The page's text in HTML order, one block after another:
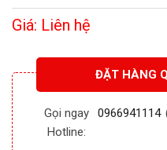
Liên hệ
ĐẶT HÀNG
Gọi ngay
Hotline:
0966941114